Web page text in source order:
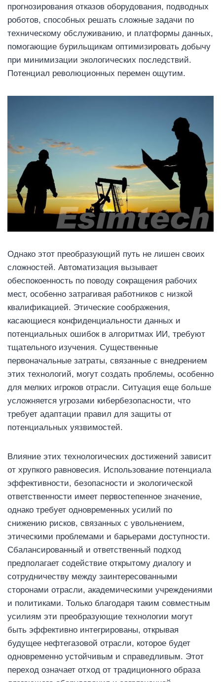
прогнозирования отказов оборудования, подводных
роботов, способных решать сложные задачи по
техническому обслуживанию, и платформы данных,
помогающие бурильщикам оптимизировать добычу
при минимизации экологических последствий.
Потенциал революционных перемен ощутим.
Однако этот преобразующий путь не лишен своих
сложностей. Автоматизация вызывает
обеспокоенность по поводу сокращения рабочих
мест, особенно затрагивая работников с низкой
квалификацией. Этические соображения,
касающиеся конфиденциальности данных и
потенциальных ошибок в алгоритмах ИИ, требуют
тщательного изучения. Существенные
первоначальные затраты, связанные с внедрением
этих технологий, могут создать проблемы, особенно
для мелких игроков отрасли. Ситуация еще больше
усложняется угрозами кибербезопасности, что
требует адаптации правил для защиты от
потенциальных уязвимостей.
Влияние этих технологических достижений зависит
от хрупкого равновесия. Использование потенциала
эффективности, безопасности и экологической
ответственности имеет первостепенное значение,
однако требует одновременных усилий по
снижению рисков, связанных с увольнением,
этическими проблемами и барьерами доступности.
Сбалансированный и ответственный подход
предполагает содействие открытому диалогу и
сотрудничеству между заинтересованными
сторонами отрасли, академическими учреждениями
и политиками. Только благодаря таким совместным
усилиям эти преобразующие технологии могут
быть эффективно интегрированы, открывая
будущее нефтегазовой отрасли, которое будет
одновременно устойчивым и справедливым. Этот
переход означает отход от традиционного образа